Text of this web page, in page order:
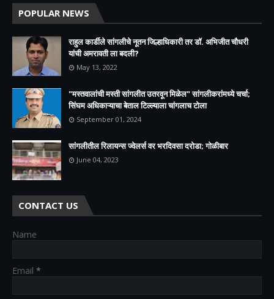
POPULAR NEWS
राहुल कार्डीले सांगलीचे नूतन जिल्हाधिकारी तर डॉ. अभिजीत चौधरी
यांची अमरावती ला बदली?
May 13, 2022
"मस्तवालांची मस्ती सांगलीत उतरवून मिळेल" सांगलीकरांमध्ये चर्चा;
सिंघम अधिकाऱ्याचा बेताल टिल्ल्याला चांगलाच टोला
September 01, 2024
सांगलीतील रिलायन्स ज्वेलर्स वर भरदिवसा दरोडा; गोळीबार
June 04, 2023
CONTACT US
Name
Email *